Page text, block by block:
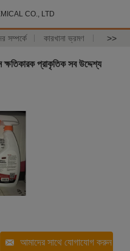
CO., LTD
সম্পর্কে কারখানা ভ্রমণ >>
ক্ষতিকারক প্রাকৃতিক সব উদ্দেশ্য
আমাদের সাথে যোগাযোগ করুন